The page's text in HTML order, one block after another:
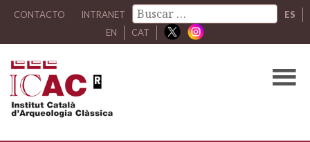
CONTACTO INTRANET
ES
EN
CAT